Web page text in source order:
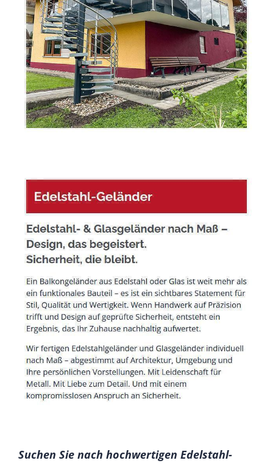
Suchen Sie nach hochwertigen Edelstahl-